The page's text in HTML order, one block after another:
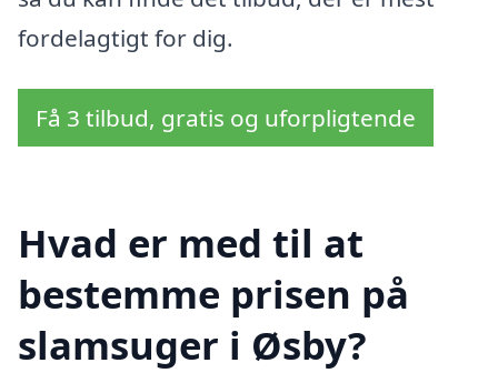
fordelagtigt for dig.
Få 3 tilbud, gratis og uforpligtende
Hvad er med til at
bestemme prisen på
slamsuger i Øsby?